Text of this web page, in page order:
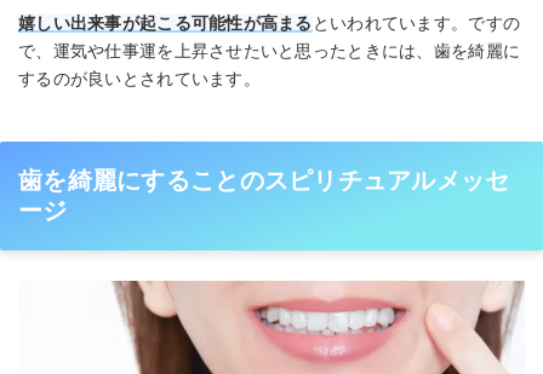
嬉しい出来事が起こる可能性が高まる といわれています。ですの
で、運気や仕事運を上昇させたいと思ったときには、歯を綺麗に
するのが良いとされています。
歯を綺麗にすることのスピリチュアルメッセ
ージ